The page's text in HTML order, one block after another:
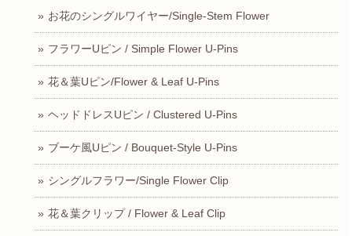
お花のシングルワイヤー/Single-Stem Flower
フラワーUピン / Simple Flower U-Pins
花＆葉Uピン/Flower & Leaf U-Pins
ヘッドドレスUピン / Clustered U-Pins
ブーケ風Uピン / Bouquet-Style U-Pins
シングルフラワー/Single Flower Clip
花＆葉クリップ / Flower & Leaf Clip